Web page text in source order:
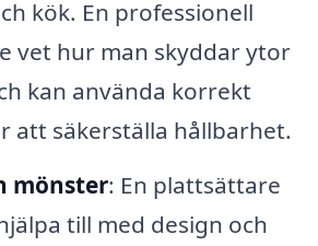
kök. En professionell
vet hur man skyddar ytor
kan använda korrekt
att säkerställa hållbarhet.
mönster: En plattsättare
till med design och